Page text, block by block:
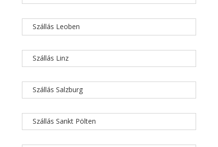
Szállás Leoben
Szállás Linz
Szállás Salzburg
Szállás Sankt Pölten